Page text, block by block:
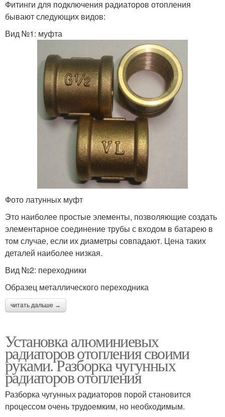
Фитинги для подключения радиаторов отопления
бывают следующих видов:
Вид №1: муфта
Фото латунных муфт
Это наиболее простые элементы, позволяющие создать
элементарное соединение трубы с входом в батарею в
том случае, если их диаметры совпадают. Цена таких
деталей наиболее низкая.
Вид №2: переходники
Образец металлического переходника
читать дальше →
Установка алюминиевых
радиаторов отопления своими
руками. Разборка чугунных
радиаторов отопления
Разборка чугунных радиаторов порой становится
процессом очень трудоемким, но необходимым.